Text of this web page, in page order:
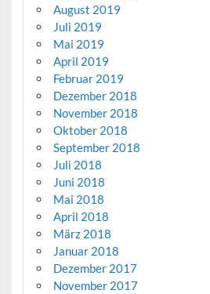
August 2019
Juli 2019
Mai 2019
April 2019
Februar 2019
Dezember 2018
November 2018
Oktober 2018
September 2018
Juli 2018
Juni 2018
Mai 2018
April 2018
März 2018
Januar 2018
Dezember 2017
November 2017